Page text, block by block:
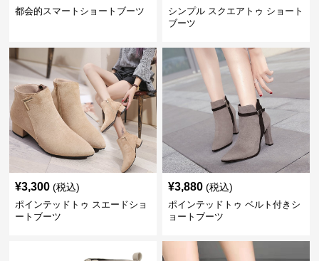
都会的スマートショートブーツ
シンプル スクエアトゥ ショート
ブーツ
¥3,300 (税込)
ポインテッドトゥ スエードショ
ートブーツ
¥3,880 (税込)
ポインテッドトゥ ベルト付きシ
ョートブーツ